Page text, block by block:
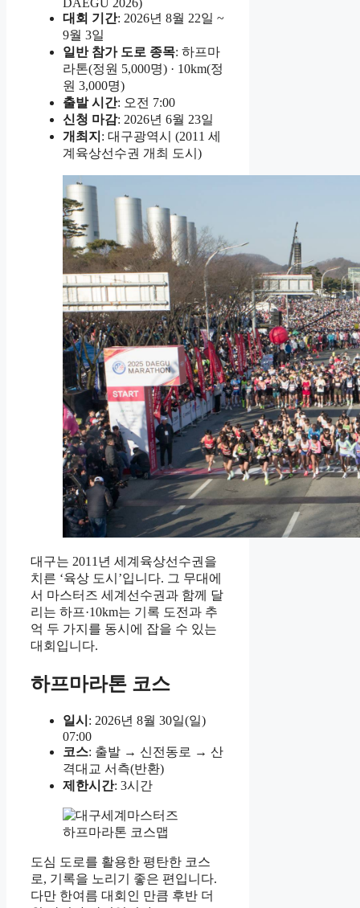
대회 기간: 2026년 8월 22일 ~
9월 3일
일반 참가 도로 종목: 하프마
라톤(정원 5,000명) · 10km(정
원 3,000명)
출발 시간: 오전 7:00
신청 마감: 2026년 6월 23일
개최지 : 대구광역시 (2011 세
계육상선수권 개최 도시)
대구는 2011년 세계육상선수권을
치른 ‘육상 도시’입니다. 그 무대에
서 마스터즈 세계선수권과 함께 달
리는 하프·10km는 기록 도전과 추
억 두 가지를 동시에 잡을 수 있는
대회입니다.
하프마라톤 코스
일시 : 2026년 8월 30일(일)
07:00
코스: 출발 → 신전동로 → 산
격대교 서측(반환)
제한시간: 3시간
도심 도로를 활용한 평탄한 코스
로, 기록을 노리기 좋은 편입니다.
다만 한여름 대회인 만큼 후반 더